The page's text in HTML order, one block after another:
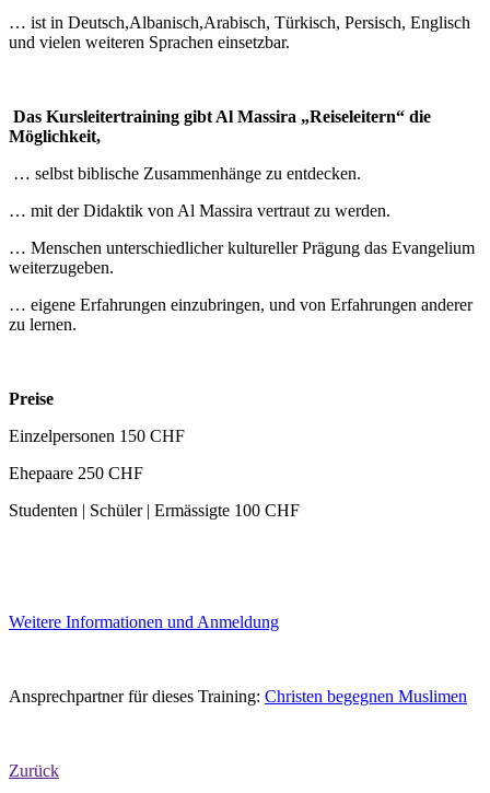
… ist in Deutsch,Albanisch,Arabisch, Türkisch, Persisch, Englisch
und vielen weiteren Sprachen einsetzbar.
Das Kursleitertraining gibt Al Massira „Reiseleitern“ die
Möglichkeit,
… selbst biblische Zusammenhänge zu entdecken.
… mit der Didaktik von Al Massira vertraut zu werden.
… Menschen unterschiedlicher kultureller Prägung das Evangelium
weiterzugeben.
… eigene Erfahrungen einzubringen, und von Erfahrungen anderer
zu lernen.
Preise
Einzelpersonen 150 CHF
Ehepaare 250 CHF
Studenten | Schüler | Ermässigte 100 CHF
Weitere Informationen und Anmeldung
Ansprechpartner für dieses Training: Christen begegnen Muslimen
Zurück